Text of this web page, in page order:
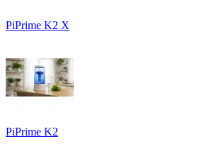
PiPrime K2 X
PiPrime K2